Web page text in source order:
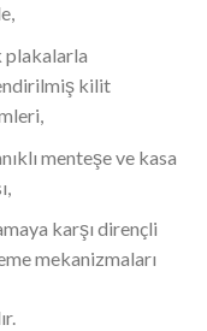
plakalarla
kilit
menteşe ve kasa
karşı dirençli
mekanizmaları